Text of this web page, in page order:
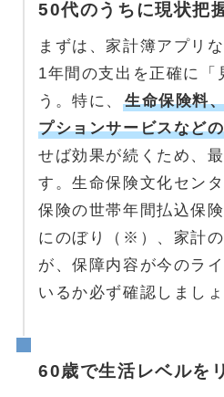
50代のうちに現状把
まずは、家計簿アプリ
1年間の支出を正確に「
う。特に、
生命保険料
プションサービスなど
せば効果が続くため、
す。生命保険文化セン
保険の世帯年間払込保
にのぼり（※）、家計
が、保障内容が今のラ
いるか必ず確認しましょ
60歳で生活レベルを